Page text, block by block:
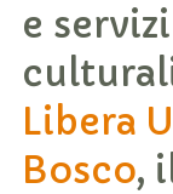
e
Libera
Bosco,